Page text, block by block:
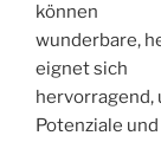
können
wunderbare,
eignet sich
hervorragend,
Potenziale und